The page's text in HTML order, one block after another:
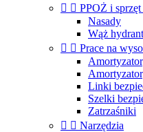
  PPOŻ i
Nasady
Wąż
  Prace na
Linki
Szelki
Zatrzaśniki
  Narzędzia